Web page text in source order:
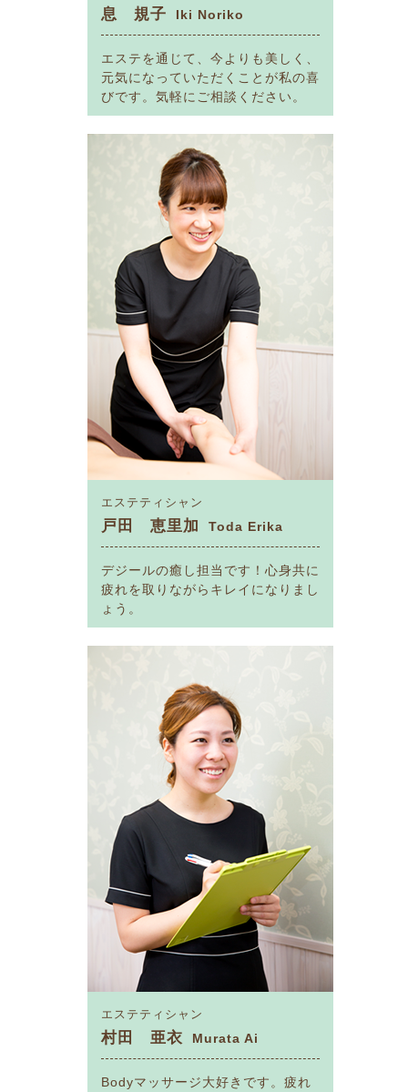
息 規子 Iki Noriko
エステを通じて、今よりも美しく、
元気になっていただくことが私の喜
びです。気軽にご相談ください。
エステティシャン
戸田 恵里加 Toda Erika
デジールの癒し担当です！心身共に
疲れを取りながらキレイになりまし
ょう。
エステティシャン
村田 亜衣 Murata Ai
Bodyマッサージ大好きです。疲れ